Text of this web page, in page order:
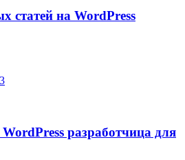
статей на WordPress
разработчица для